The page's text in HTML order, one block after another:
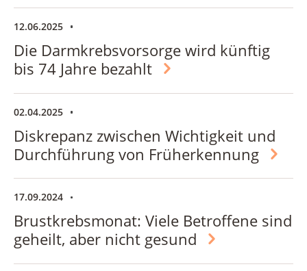
12.06.2025
Die Darmkrebsvorsorge wird künftig
bis 74 Jahre bezahlt
02.04.2025
Diskrepanz zwischen Wichtigkeit und
Durchführung von Früherkennung
17.09.2024
Brustkrebsmonat: Viele Betroffene sind
geheilt, aber nicht gesund